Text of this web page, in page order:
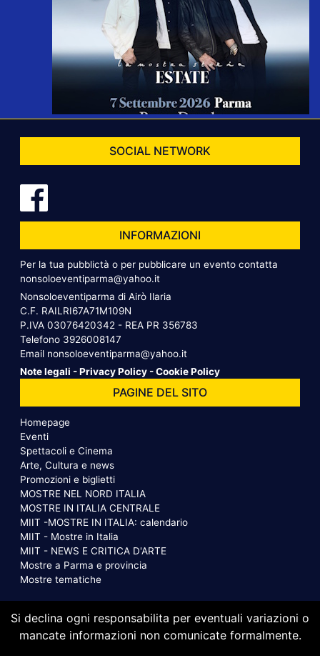
SOCIAL NETWORK
INFORMAZIONI
Per la tua pubblictà o per pubblicare un evento contatta
nonsoloeventiparma@yahoo.it
Nonsoloeventiparma di Airò Ilaria
C.F. RAILRI67A71M109N
P.IVA 03076420342 - REA PR 356783
Telefono 3926008147
Email nonsoloeventiparma@yahoo.it
Note legali -Privacy Policy -Cookie Policy
PAGINE DEL SITO
Homepage
Eventi
Spettacoli e Cinema
Arte, Cultura e news
Promozioni e biglietti
MOSTRE NEL NORD ITALIA
MOSTRE IN ITALIA CENTRALE
MIIT -MOSTRE IN ITALIA: calendario
MIIT - Mostre in Italia
MIIT - NEWS E CRITICA D'ARTE
Mostre a Parma e provincia
Mostre tematiche
Si declina ogni responsabilita per eventuali variazioni o
mancate informazioni non comunicate formalmente.